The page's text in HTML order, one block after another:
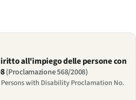
all'impiego delle persone con
(Proclamazione 568/2008)
with Disability Proclamation No.